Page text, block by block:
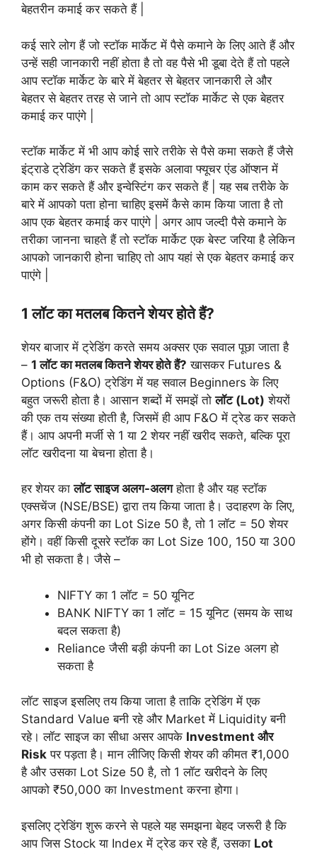
बेहतरीन कमाई कर सकते हैं |
कई सारे लोग हैं जो स्टॉक मार्केट में पैसे कमाने के लिए आते हैं और
उन्हें सही जानकारी नहीं होता है तो वह पैसे भी डूबा देते हैं तो पहले
आप स्टॉक मार्केट के बारे में बेहतर से बेहतर जानकारी ले और
बेहतर से बेहतर तरह से जाने तो आप स्टॉक मार्केट से एक बेहतर
कमाई कर पाएंगे |
स्टॉक मार्केट में भी आप कोई सारे तरीके से पैसे कमा सकते हैं जैसे
इंट्राडे ट्रेडिंग कर सकते हैं इसके अलावा फ्यूचर एंड ऑप्शन में
काम कर सकते हैं और इन्वेस्टिंग कर सकते हैं | यह सब तरीके के
बारे में आपको पता होना चाहिए इसमें कैसे काम किया जाता है तो
आप एक बेहतर कमाई कर पाएंगे | अगर आप जल्दी पैसे कमाने के
तरीका जानना चाहते हैं तो स्टॉक मार्केट एक बेस्ट जरिया है लेकिन
आपको जानकारी होना चाहिए तो आप यहां से एक बेहतर कमाई कर
पाएंगे |
1 लॉट का मतलब कितने शेयर होते हैं?
शेयर बाजार में ट्रेडिंग करते समय अक्सर एक सवाल पूछा जाता है
– 1 लॉट का मतलब कितने शेयर होते हैं? खासकर Futures &
Options (F&O) ट्रेडिंग में यह सवाल Beginners के लिए
बहुत जरूरी होता है। आसान शब्दों में समझें तोलॉट (Lot) शेयरों
की एक तय संख्या होती है, जिसमें ही आप F&O में ट्रेड कर सकते
हैं। आप अपनी मर्जी से 1 या 2 शेयर नहीं खरीद सकते, बल्कि पूरा
लॉट खरीदना या बेचना होता है।
हर शेयर कालॉट साइज अलग-अलगहोता है और यह स्टॉक
एक्सचेंज (NSE/BSE) द्वारा तय किया जाता है। उदाहरण के लिए,
अगर किसी कंपनी का Lot Size 50 है, तो 1 लॉट = 50 शेयर
होंगे। वहीं किसी दूसरे स्टॉक का Lot Size 100, 150 या 300
भी हो सकता है। जैसे –
NIFTY का 1 लॉट = 50 यूनिट
BANK NIFTY का 1 लॉट = 15 यूनिट (समय के साथ
बदल सकता है)
Reliance जैसी बड़ी कंपनी का Lot Size अलग हो
सकता है
लॉट साइज इसलिए तय किया जाता है ताकि ट्रेडिंग में एक
Standard Value बनी रहे और Market में Liquidity बनी
रहे। लॉट साइज का सीधा असर आपके Investment और
Risk पर पड़ता है। मान लीजिए किसी शेयर की कीमत ₹1,000
है और उसका Lot Size 50 है, तो 1 लॉट खरीदने के लिए
आपको ₹50,000 का Investment करना होगा।
इसलिए ट्रेडिंग शुरू करने से पहले यह समझना बेहद जरूरी है कि
आप जिस Stock या Index में ट्रेड कर रहे हैं, उसका Lot